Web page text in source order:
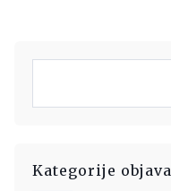
Kategorije objava